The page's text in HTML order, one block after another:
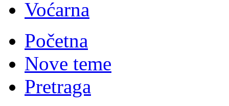
Voćarna
Početna
Nove teme
Pretraga